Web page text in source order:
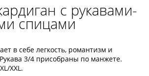
с рукавами-
спицами
в себе легкость, романтизм и
3/4 присобраны по манжете.
XXL.